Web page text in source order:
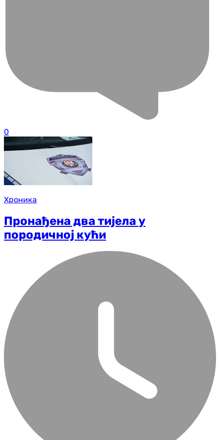
0
Хроника
Пронађена два тијела у
породичној кући